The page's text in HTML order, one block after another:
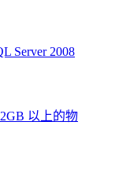
Server 2008
以上的物